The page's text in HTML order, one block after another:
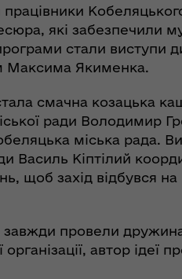
(КШППВ)
які забезпечили
стали виступи
Максима Якименка.
смачна козацька
ради Володимир
Кобеляцька міська
Василь Кіптілий
щоб захід відбувся
провели
автор ідеї